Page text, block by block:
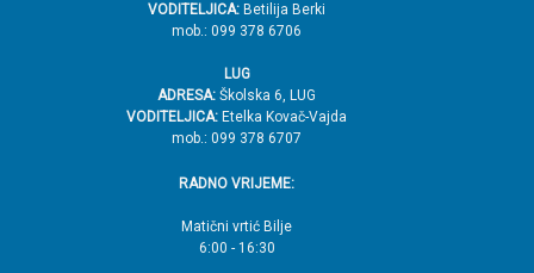
VODITELJICA: Betilija Berki
mob.: 099 378 6706
LUG
ADRESA: Školska 6, LUG
VODITELJICA: Etelka Kovač-Vajda
mob.: 099 378 6707
RADNO VRIJEME:
Matični vrtić Bilje
6:00 - 16:30